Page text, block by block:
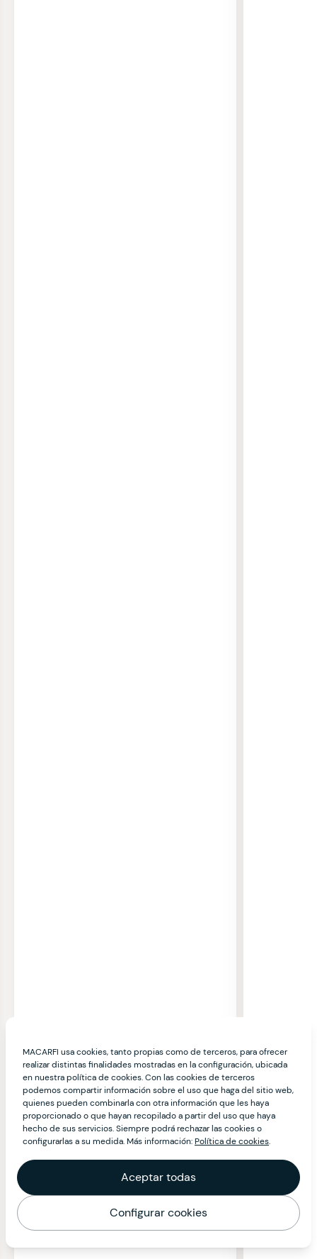
MACARFI usa cookies, tanto propias como de terceros, para ofrecer
realizar distintas finalidades mostradas en la configuración, ubicada
en nuestra política de cookies. Con las cookies de terceros
podemos compartir información sobre el uso que haga del sitio web,
quienes pueden combinarla con otra información que les haya
proporcionado o que hayan recopilado a partir del uso que haya
hecho de sus servicios. Siempre podrá rechazar las cookies o
configurarlas a su medida. Más información:Política de cookies.
Aceptar todas
Configurar cookies